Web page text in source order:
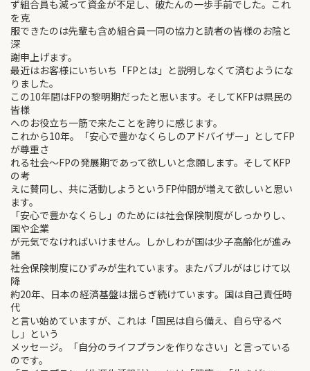
ず組合員も減って資金が不足し、破たんの一歩手前でした。これ
を克
服できたのは先輩も含め組合員一同の協力と読者の皆様のお陰と
深
謝申上げます。
最近はお客様にいちいち「FPとは」と説明しなくて済むようにな
りました。
この10年間はFPの黎明期だったと思います。そしてKFPは県民の
皆様
へのお役立ち一筋で来たことを誇りに感じます。
これから10年。「安心で豊かなくらしのアドバイザー」としてFP
が尊重さ
れる社会～FPの発展期であって欲しいと念願します。そしてKFP
の考
えに賛同し、共に活動しようというFP仲間が増えて欲しいと思い
ます。
「安心で豊かなくらし」のためには社会保険制度がしっかりし、
国や企業
が元気でなければいけません。しかしわが国は少子高齢化が進み
諸
社会保険制度にひずみが生れています。またバブルがはじけて以
降
約20年、日本の経済基盤は揺らぎ続けています。国は自己責任時
代
と言い始めていますが、これは「国民は自ら備え、自ら守るべ
し」という
メッセージ。「自分のライフプランを作りなさい」と言っている
のです。